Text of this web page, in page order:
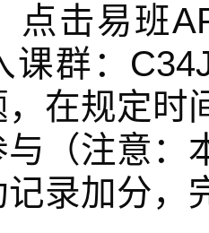
点击易班
课群：
在规定时
（注意：
录加分，